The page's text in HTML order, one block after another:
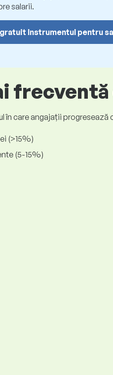
salarii.
Instrumentul pentru
în care angajații progresează
(>15%)
(5-15%)